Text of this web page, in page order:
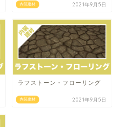
内装建材 2021年9月5日
内装建材
ラフストーン・フローリング
2021年9月5日